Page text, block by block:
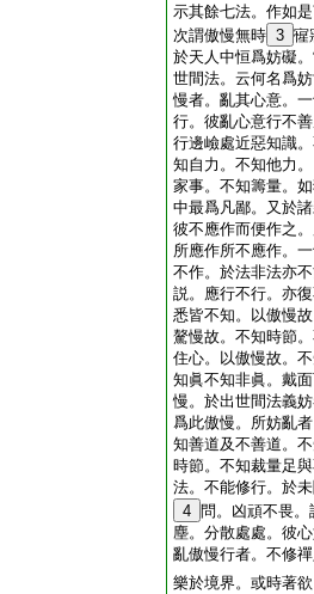
示其餘七法。作如
次謂傲慢無時 3 㝭
於天人中恒爲妨礙
世間法。云何名爲
慢者。亂其心意。
行。彼亂心意行不
行邊嶮處近惡知識
知自力。不知他力
家事。不知籌量。
中最爲凡鄙。又於
彼不應作而便作之
所應作所不應作。
不作。於法非法亦
説。應行不行。亦
悉皆不知。以傲慢
驁慢故。不知時節
住心。以傲慢故。
知眞不知非眞。戴
慢。於出世間法義
爲此傲慢。所妨亂
知善道及不善道。
時節。不知裁量足
法。不能修行。於
4 問。凶頑不畏
塵。分散處處。彼
亂傲慢行者。不修
樂於境界。或時著